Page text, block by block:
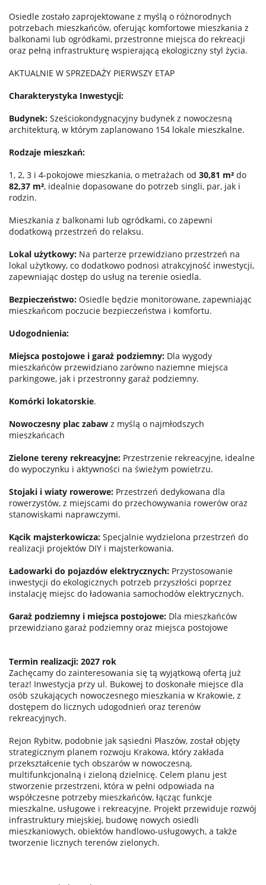
Osiedle zostało zaprojektowane z myślą o różnorodnych
potrzebach mieszkańców, oferując komfortowe mieszkania z
balkonami lub ogródkami, przestronne miejsca do rekreacji
oraz pełną infrastrukturę wspierającą ekologiczny styl życia.
AKTUALNIE W SPRZEDAŻY PIERWSZY ETAP
Charakterystyka Inwestycji:
Budynek: Sześciokondygnacyjny budynek z nowoczesną
architekturą, w którym zaplanowano 154 lokale mieszkalne.
Rodzaje mieszkań:
1, 2, 3 i 4-pokojowe mieszkania, o metrażach od 30,81 m² do
82,37 m², idealnie dopasowane do potrzeb singli, par, jak i
rodzin.
Mieszkania z balkonami lub ogródkami, co zapewni
dodatkową przestrzeń do relaksu.
Lokal użytkowy: Na parterze przewidziano przestrzeń na
lokal użytkowy, co dodatkowo podnosi atrakcyjność inwestycji,
zapewniając dostęp do usług na terenie osiedla.
Bezpieczeństwo: Osiedle będzie monitorowane, zapewniając
mieszkańcom poczucie bezpieczeństwa i komfortu.
Udogodnienia:
Miejsca postojowe i garaż podziemny: Dla wygody
mieszkańców przewidziano zarówno naziemne miejsca
parkingowe, jak i przestronny garaż podziemny.
Komórki lokatorskie.
Nowoczesny plac zabaw z myślą o najmłodszych
mieszkańcach
Zielone tereny rekreacyjne: Przestrzenie rekreacyjne, idealne
do wypoczynku i aktywności na świeżym powietrzu.
Stojaki i wiaty rowerowe: Przestrzeń dedykowana dla
rowerzystów, z miejscami do przechowywania rowerów oraz
stanowiskami naprawczymi.
Kącik majsterkowicza: Specjalnie wydzielona przestrzeń do
realizacji projektów DIY i majsterkowania.
Ładowarki do pojazdów elektrycznych: Przystosowanie
inwestycji do ekologicznych potrzeb przyszłości poprzez
instalację miejsc do ładowania samochodów elektrycznych.
Garaż podziemny i miejsca postojowe: Dla mieszkańców
przewidziano garaż podziemny oraz miejsca postojowe
Termin realizacji: 2027 rok
Zachęcamy do zainteresowania się tą wyjątkową ofertą już
teraz! Inwestycja przy ul. Bukowej to doskonałe miejsce dla
osób szukających nowoczesnego mieszkania w Krakowie, z
dostępem do licznych udogodnień oraz terenów
rekreacyjnych.
Rejon Rybitw, podobnie jak sąsiedni Płaszów, został objęty
strategicznym planem rozwoju Krakowa, który zakłada
przekształcenie tych obszarów w nowoczesną,
multifunkcjonalną i zieloną dzielnicę. Celem planu jest
stworzenie przestrzeni, która w pełni odpowiada na
współczesne potrzeby mieszkańców, łącząc funkcje
mieszkalne, usługowe i rekreacyjne. Projekt przewiduje rozwój
infrastruktury miejskiej, budowę nowych osiedli
mieszkaniowych, obiektów handlowo-usługowych, a także
tworzenie licznych terenów zielonych.